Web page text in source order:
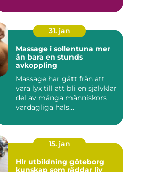
31. jan
Massage i sollentuna mer
än bara en stunds
avkoppling
Massage har gått från att
vara lyx till att bli en självklar
del av många människors
vardagliga häls...
15. jan
Hlr utbildning göteborg
kunskap som räddar liv